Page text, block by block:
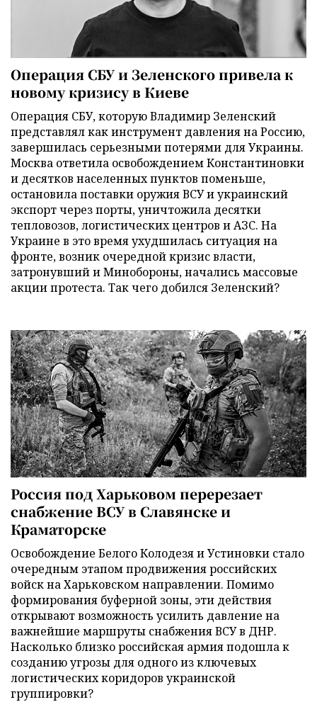
Операция СБУ и Зеленского привела к
новому кризису в Киеве
Операция СБУ, которую Владимир Зеленский
представлял как инструмент давления на Россию,
завершилась серьезными потерями для Украины.
Москва ответила освобождением Константиновки
и десятков населенных пунктов поменьше,
остановила поставки оружия ВСУ и украинский
экспорт через порты, уничтожила десятки
тепловозов, логистических центров и АЗС. На
Украине в это время ухудшилась ситуация на
фронте, возник очередной кризис власти,
затронувший и Минобороны, начались массовые
акции протеста. Так чего добился Зеленский?
Россия под Харьковом перерезает
снабжение ВСУ в Славянске и
Краматорске
Освобождение Белого Колодезя и Устиновки стало
очередным этапом продвижения российских
войск на Харьковском направлении. Помимо
формирования буферной зоны, эти действия
открывают возможность усилить давление на
важнейшие маршруты снабжения ВСУ в ДНР.
Насколько близко российская армия подошла к
созданию угрозы для одного из ключевых
логистических коридоров украинской
группировки?